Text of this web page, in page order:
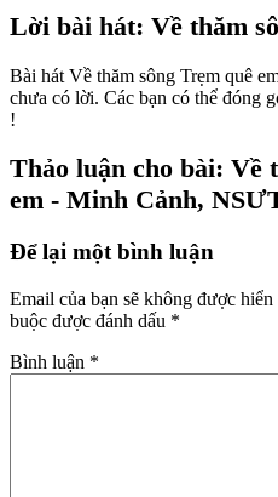
Lời bài hát: Về thăm
Bài hát Về thăm sông Trẹm quê
chưa có lời. Các bạn có thể đóng
!
Thảo luận cho bài: Về
em - Minh Cảnh,
Để lại một bình luận
Email của bạn sẽ không được
buộc được đánh dấu *
Bình luận *